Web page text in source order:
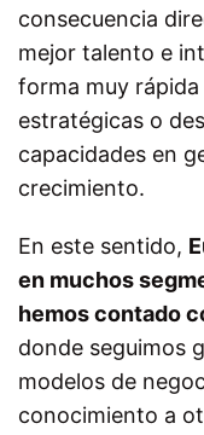
consecuencia
mejor talento e
forma muy
estratégicas o
capacidades en
crecimiento.
En este sentido,
en muchos
hemos contado
donde seguimos
modelos de
conocimiento a